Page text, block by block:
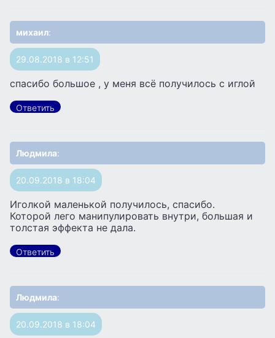
михаил:
29.08.2018 в 12:51
спасибо большое , у меня всё получилось с иглой
Ответить
Людмила:
20.09.2018 в 18:04
Иголкой маленькой получилось, спасибо.
Которой лего манипулировать внутри, большая и
толстая эффекта не дала.
Ответить
Людмила:
20.09.2018 в 18:04